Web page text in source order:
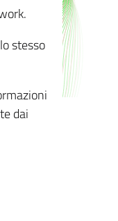
stesso
dai